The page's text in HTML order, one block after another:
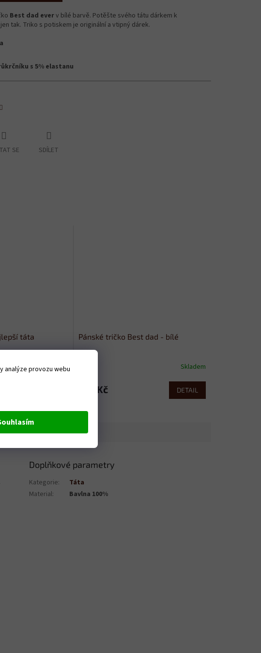
analýze provozu webu
Best dad everv bílé barvě. Potěšte svého tátu dárkem k
tak. Triko s potiskem je originální a vtipný dárek.
s 5% elastanu
SE SDÍLET
táta
Skladem
Pánské tričko Best dad - bílé
Skladem
379 Kč DETAIL
Doplňkové parametry
Kategorie:
Táta
Material: Bavlna 100%